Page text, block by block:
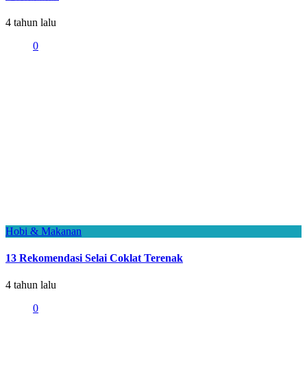
4 tahun lalu
0
Hobi & Makanan
13 Rekomendasi Selai Coklat Terenak
4 tahun lalu
0